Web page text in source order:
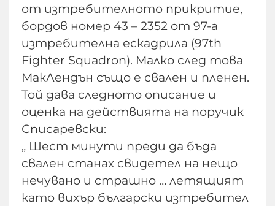
от изтребителното прикритие,
бордов номер 43 – 2352 от 97-а
изтребителна ескадрила (97th
Fighter Squadron). Малко след това
МакЛендън също е свален и пленен.
Той дава следното описание и
оценка на действията на поручик
Списаревски:
„ Шест минути преди да бъда
свален станах свидетел на нещо
нечувано и страшно … летящият
като вихър български изтребител